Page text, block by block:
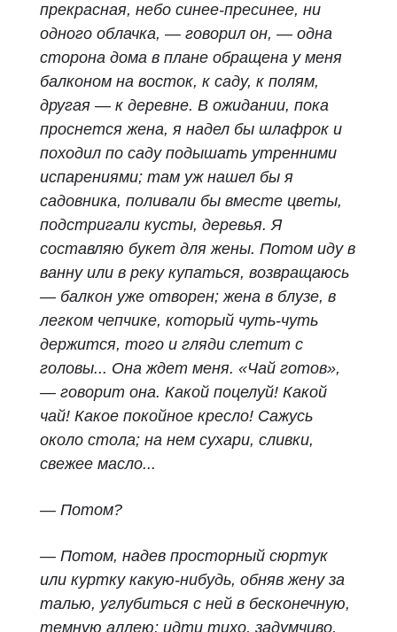
прекрасная, небо синее-пресинее, ни
одного облачка, — говорил он, — одна
сторона дома в плане обращена у меня
балконом на восток, к саду, к полям,
другая — к деревне. В ожидании, пока
проснется жена, я надел бы шлафрок и
походил по саду подышать утренними
испарениями; там уж нашел бы я
садовника, поливали бы вместе цветы,
подстригали кусты, деревья. Я
составляю букет для жены. Потом иду в
ванну или в реку купаться, возвращаюсь
— балкон уже отворен; жена в блузе, в
легком чепчике, который чуть-чуть
держится, того и гляди слетит с
головы... Она ждет меня. «Чай готов»,
— говорит она. Какой поцелуй! Какой
чай! Какое покойное кресло! Сажусь
около стола; на нем сухари, сливки,
свежее масло...
— Потом?
— Потом, надев просторный сюртук
или куртку какую-нибудь, обняв жену за
талью, углубиться с ней в бесконечную,
темную аллею; идти тихо, задумчиво,